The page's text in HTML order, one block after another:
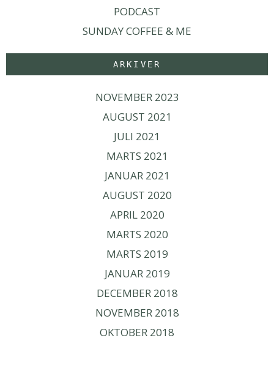
PODCAST
SUNDAY COFFEE & ME
ARKIVER
NOVEMBER 2023
AUGUST 2021
JULI 2021
MARTS 2021
JANUAR 2021
AUGUST 2020
APRIL 2020
MARTS 2020
MARTS 2019
JANUAR 2019
DECEMBER 2018
NOVEMBER 2018
OKTOBER 2018